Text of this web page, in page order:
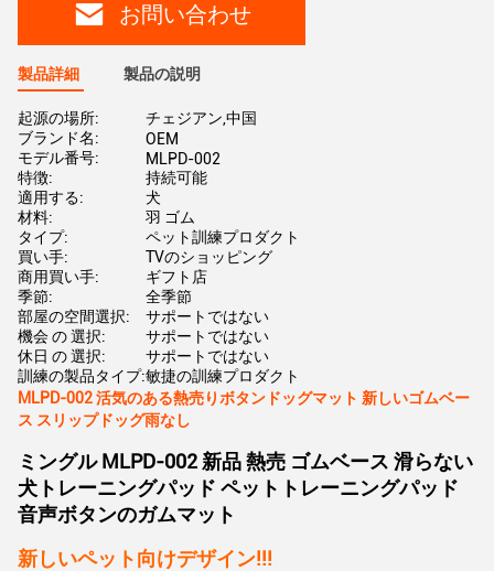
お問い合わせ
製品詳細 製品の説明
起源の場所:
チェジアン,中国
ブランド名:
OEM
モデル番号:
MLPD-002
特徴:
持続可能
適用する:
犬
材料:
羽 ゴム
タイプ:
ペット訓練プロダクト
買い手:
TVのショッピング
商用買い手:
ギフト店
季節:
全季節
部屋の空間選択:
サポートではない
機会 の 選択:
サポートではない
休日 の 選択:
サポートではない
訓練の製品タイプ:敏捷の訓練プロダクト
MLPD-002 活気のある熱売りボタンドッグマット 新しいゴムベー
ス スリップドッグ雨なし
ミングル MLPD-002 新品 熱売 ゴムベース 滑らない
犬トレーニングパッド ペットトレーニングパッド
音声ボタンのガムマット
新しいペット向けデザイン!!!